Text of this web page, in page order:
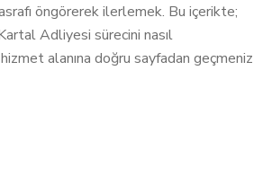
öngörerek ilerlemek. Bu içerikte;
Kartal Adliyesi sürecini nasıl
alanına doğru sayfadan geçmeniz